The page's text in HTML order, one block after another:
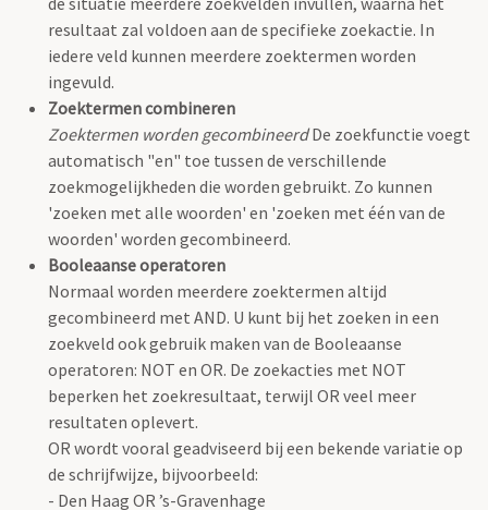
resultaat zal voldoen aan de specifieke zoekactie. In
iedere veld kunnen meerdere zoektermen worden
ingevuld.
Zoektermen combineren
Zoektermen worden gecombineerdDe zoekfunctie voegt
automatisch "en" toe tussen de verschillende
zoekmogelijkheden die worden gebruikt. Zo kunnen
'zoeken met alle woorden' en 'zoeken met één van de
woorden' worden gecombineerd.
Booleaanse operatoren
Normaal worden meerdere zoektermen altijd
gecombineerd met AND. U kunt bij het zoeken in een
zoekveld ook gebruik maken van de Booleaanse
operatoren: NOT en OR. De zoekacties met NOT
beperken het zoekresultaat, terwijl OR veel meer
resultaten oplevert.
OR wordt vooral geadviseerd bij een bekende variatie op
de schrijfwijze, bijvoorbeeld:
- Den Haag OR ’s-Gravenhage